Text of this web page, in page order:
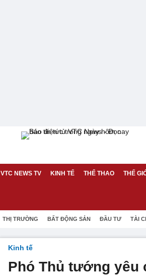
VTC NEWS TV KINH TẾ THỂ THAO THẾ
THỊ TRƯỜNG BẤT ĐỘNG SẢN ĐẦU TƯ TÀI
Kinh tế
Phó Thủ tướng yêu